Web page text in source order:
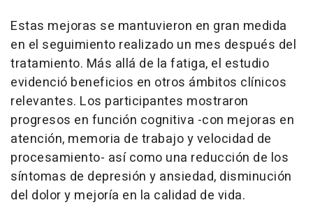
Estas mejoras se mantuvieron en gran medida
en el seguimiento realizado un mes después del
tratamiento. Más allá de la fatiga, el estudio
evidenció beneficios en otros ámbitos clínicos
relevantes. Los participantes mostraron
progresos en función cognitiva -con mejoras en
atención, memoria de trabajo y velocidad de
procesamiento- así como una reducción de los
síntomas de depresión y ansiedad, disminución
del dolor y mejoría en la calidad de vida.